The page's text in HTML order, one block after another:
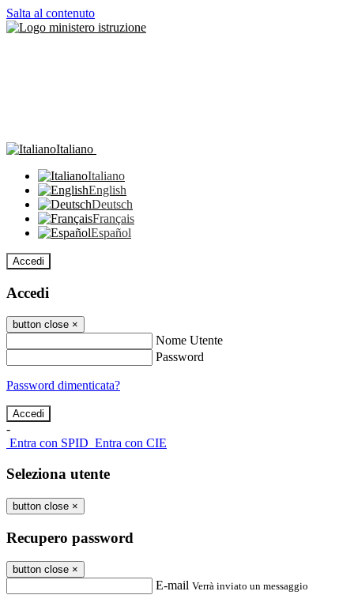
Salta al contenuto
Italiano
Italiano
English
Deutsch
Français
Español
Accedi
Accedi
button close ×
Nome Utente
Password
Password dimenticata?
-
Entra con SPID Entra con CIE
Seleziona utente
button close ×
Recupero password
button close ×
E-mail Verrà inviato un messaggio